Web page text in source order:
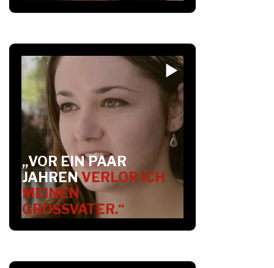
„VOR EIN PAAR
JAHRENVERLOR ICH
MEINEN
GROSSVATER.“